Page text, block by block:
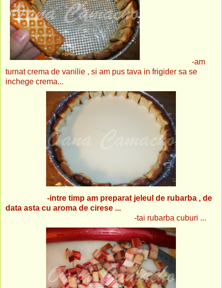
-am
turnat crema de vanilie , si am pus tava in frigider sa se
inchege crema...
-intre timp am preparat jeleul de rubarba , de
data asta cu aroma de cirese ...
-tai rubarba cuburi ...